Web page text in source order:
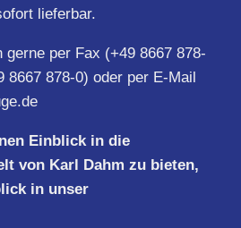
lieferbar.
gerne per Fax (+49 8667 878-
8667 878-0) oder per E-Mail
Einblick in die
von Karl Dahm zu bieten,
in unser